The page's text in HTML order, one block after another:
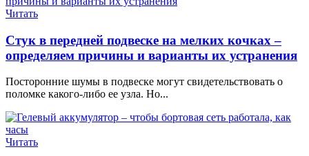
Читать
Стук в передней подвеске на мелких кочках –
определяем причины и варианты их устранения
Посторонние шумы в подвеске могут свидетельствовать о
поломке какого-либо ее узла. Но...
Читать